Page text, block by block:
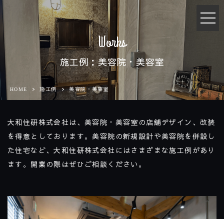
Works
施工例：美容院・美容室
HOME 施工例 美容院・美容室
大和住研株式会社は、美容院・美容室の店舗デザイン、改装
を得意としております。美容院の新規設計や美容院を併設し
た住宅など、大和住研株式会社にはさまざまな施工例があり
ます。開業の際はぜひご相談ください。
t
o
e
n
a
v
g
a
o